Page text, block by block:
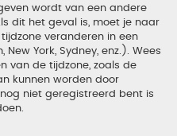
wordt van een andere
dit het geval is, moet je naar
veranderen in een
York, Sydney, enz.). Wees
van de tijdzone, zoals de
kunnen worden door
niet geregistreerd bent is